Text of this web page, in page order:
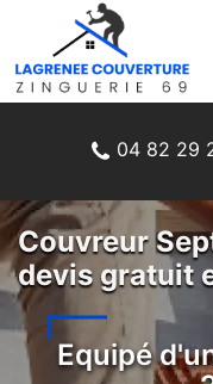
04 82 29
Couvreur
devis gratuit
Equipé